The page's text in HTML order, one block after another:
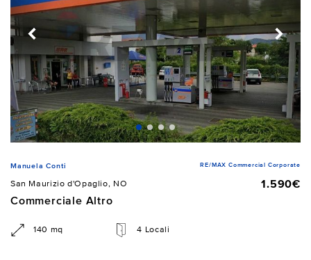
Manuela Conti RE/MAX Commercial Corporate
San Maurizio d'Opaglio, NO
1.590€
Commerciale Altro
140 mq 4 Locali